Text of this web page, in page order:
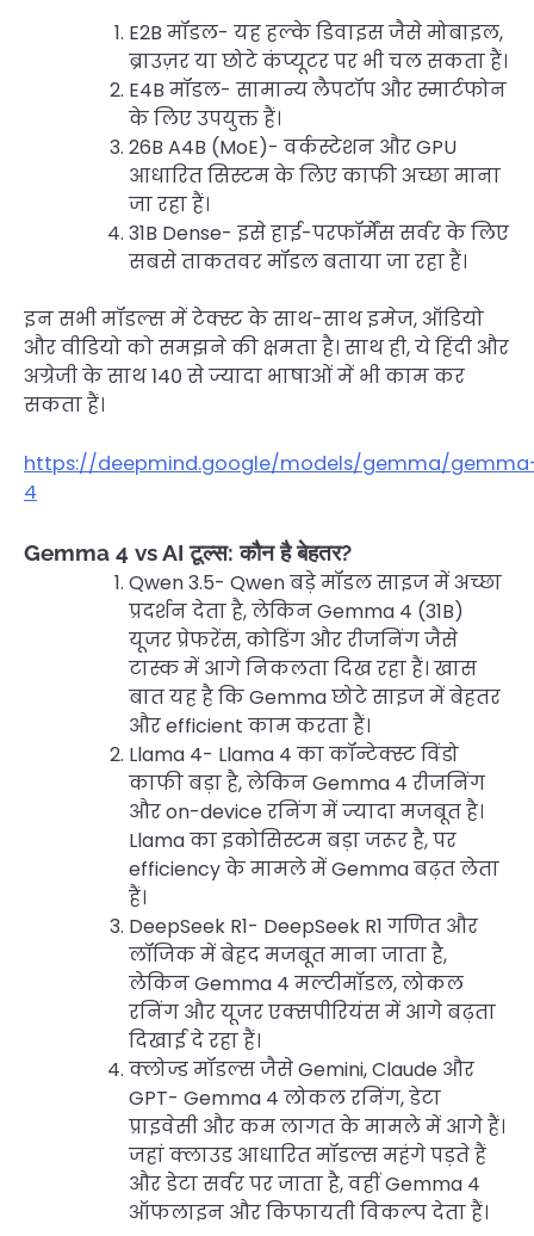
E2B मॉडल- यह हल्के डिवाइस जैसे मोबाइल,
ब्राउज़र या छोटे कंप्यूटर पर भी चल सकता हैं।
E4B मॉडल- सामान्य लैपटॉप और स्मार्टफोन
के लिए उपयुक्त हैं।
26B A4B (MoE)- वर्कस्टेशन और GPU
आधारित सिस्टम के लिए काफी अच्छा माना
जा रहा हैं।
31B Dense- इसे हाई-परफॉर्मेंस सर्वर के लिए
सबसे ताकतवर मॉडल बताया जा रहा हैं।
इन सभी मॉडल्स में टेक्स्ट के साथ-साथ इमेज, ऑडियो
और वीडियो को समझने की क्षमता है। साथ ही, ये हिंदी और
अग्रेजी के साथ 140 से ज्यादा भाषाओं में भी काम कर
सकता हैं।
https://deepmind.google/models/gemma/
4
Gemma 4 vs AI टूल्स: कौन है बेहतर?
Qwen 3.5- Qwen बड़े मॉडल साइज में अच्छा
प्रदर्शन देता है, लेकिन Gemma 4 (31B)
यूजर प्रेफरेंस, कोडिंग और रीजनिंग जैसे
टास्क में आगे निकलता दिख रहा हैं। खास
बात यह है कि Gemma छोटे साइज में बेहतर
और efficient काम करता हैं।
Llama 4- Llama 4 का कॉन्टेक्स्ट विंडो
काफी बड़ा है, लेकिन Gemma 4 रीजनिंग
और on-device रनिंग में ज्यादा मजबूत है।
Llama का इकोसिस्टम बड़ा जरूर है, पर
efficiency के मामले में Gemma बढ़त लेता
हैं।
DeepSeek R1- DeepSeek R1 गणित और
लॉजिक में बेहद मजबूत माना जाता है,
लेकिन Gemma 4 मल्टीमॉडल, लोकल
रनिंग और यूजर एक्सपीरियंस में आगे बढ़ता
दिखाई दे रहा हैं।
क्लोज्ड मॉडल्स जैसे Gemini, Claude और
GPT- Gemma 4 लोकल रनिंग, डेटा
प्राइवेसी और कम लागत के मामले में आगे हैं।
जहां क्लाउड आधारित मॉडल्स महंगे पड़ते हैं
और डेटा सर्वर पर जाता है, वहीं Gemma 4
ऑफलाइन और किफायती विकल्प देता हैं।